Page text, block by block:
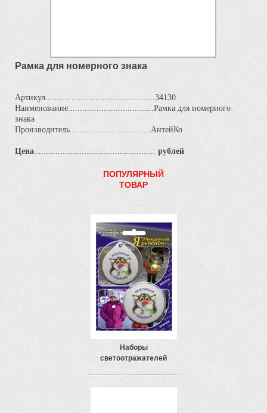
Рамка для номерного знака
Артикул..............................................34130
Наименование....................................Рамка для номерного
знака
Производитель..................................АнтейКо
Цена рублей
ПОПУЛЯРНЫЙ
ТОВАР
Наборы
светоотражателей